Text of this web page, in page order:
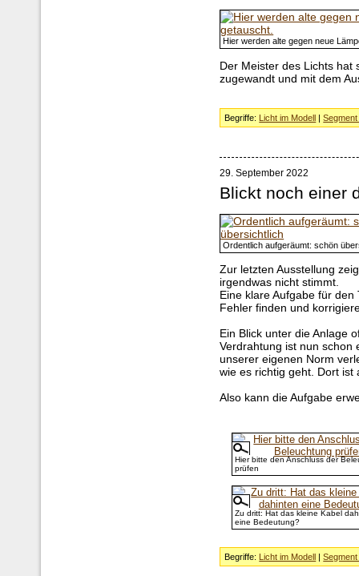
Hier werden alte gegen neue
Der Meister des Lichts hat
zugewandt und mit dem
Begriffe: Licht im Modell |
29. September 2022
Blickt noch einer
Ordentlich aufgeräumt: schön
Zur letzten Ausstellung
irgendwas nicht stimmt.
Eine klare Aufgabe für
Fehler finden und
Ein Blick unter die Anlage
Verdrahtung ist nun schon
unserer eigenen Norm
wie es richtig geht. Dort
Also kann die Aufgabe
Hier bitte den Anschluss der
prüfen
Zu dritt: Hat das kleine Kabel
eine Bedeutung?
Begriffe: Licht im Modell |